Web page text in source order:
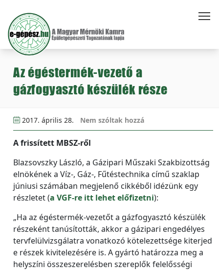
Az égéstermék-vezető a
gázfogyasztó készülék része
2017. április 28. Nem szóltak hozzá
A frissített MBSZ-ről
Blazsovszky László, a Gázipari Műszaki Szakbizottság
elnökének a Víz-, Gáz-, Fűtéstechnika című szaklap
júniusi számában megjelenő cikkéből idézünk egy
részletet (a VGF-re itt lehet előfizetni):
„Ha az égéstermék-vezetőt a gázfogyasztó készülék
részeként tanúsították, akkor a gázipari engedélyes
tervfelülvizsgálatra vonatkozó kötelezettsége kiterjed
e részek kivitelezésére is. A gyártó határozza meg a
helyszíni összeszerelésben szereplők felelősségi